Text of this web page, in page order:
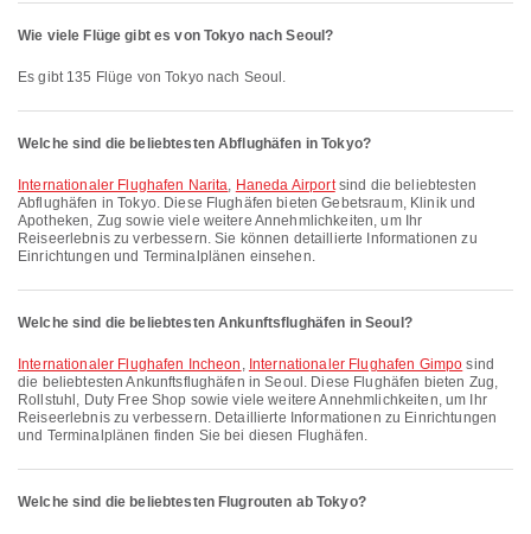
Wie viele Flüge gibt es von Tokyo nach Seoul?
Es gibt 135 Flüge von Tokyo nach Seoul.
Welche sind die beliebtesten Abflughäfen in Tokyo?
Internationaler Flughafen Narita, Haneda Airportsind die beliebtesten
Abflughäfen in Tokyo. Diese Flughäfen bieten Gebetsraum, Klinik und
Apotheken, Zug sowie viele weitere Annehmlichkeiten, um Ihr
Reiseerlebnis zu verbessern. Sie können detaillierte Informationen zu
Einrichtungen und Terminalplänen einsehen.
Welche sind die beliebtesten Ankunftsflughäfen in Seoul?
Internationaler Flughafen Incheon , Internationaler Flughafen Gimpo sind
die beliebtesten Ankunftsflughäfen in Seoul. Diese Flughäfen bieten Zug,
Rollstuhl, Duty Free Shop sowie viele weitere Annehmlichkeiten, um Ihr
Reiseerlebnis zu verbessern. Detaillierte Informationen zu Einrichtungen
und Terminalplänen finden Sie bei diesen Flughäfen.
Welche sind die beliebtesten Flugrouten ab Tokyo?